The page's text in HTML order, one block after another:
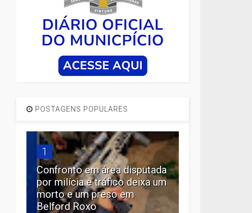
POSTAGENS POPULARES
1
Confronto em área disputada
por milícia e tráfico deixa um
morto e um preso em
Belford Roxo